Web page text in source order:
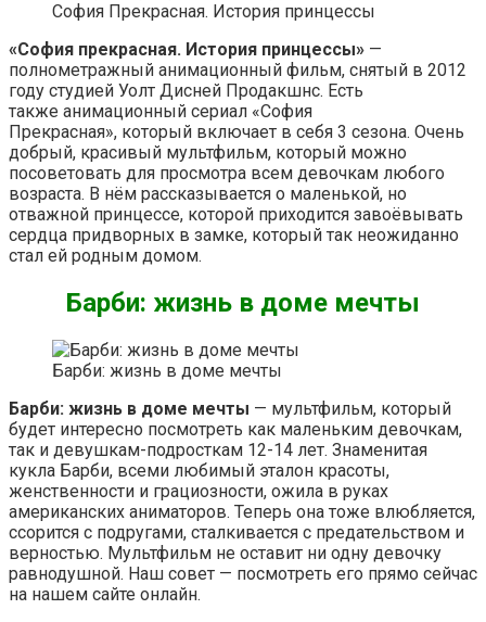
София Прекрасная. История принцессы
«София прекрасная. История принцессы» —
полнометражный анимационный фильм, снятый в 2012
году студией Уолт Дисней Продакшнс. Есть
также анимационный сериал «София
Прекрасная», который включает в себя 3 сезона. Очень
добрый, красивый мультфильм, который можно
посоветовать для просмотра всем девочкам любого
возраста. В нём рассказывается о маленькой, но
отважной принцессе, которой приходится завоёвывать
сердца придворных в замке, который так неожиданно
стал ей родным домом.
Барби: жизнь в доме мечты
Барби: жизнь в доме мечты
Барби: жизнь в доме мечты — мультфильм, который
будет интересно посмотреть как маленьким девочкам,
так и девушкам-подросткам 12-14 лет. Знаменитая
кукла Барби, всеми любимый эталон красоты,
женственности и грациозности, ожила в руках
американских аниматоров. Теперь она тоже влюбляется,
ссорится с подругами, сталкивается с предательством и
верностью. Мультфильм не оставит ни одну девочку
равнодушной. Наш совет — посмотреть его прямо сейчас
на нашем сайте онлайн.